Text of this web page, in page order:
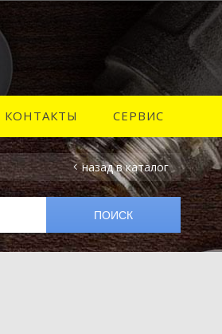
КОНТАКТЫ СЕРВИС
назад в каталог